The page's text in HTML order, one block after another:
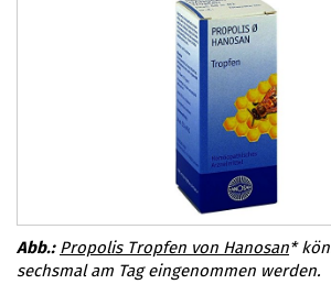
Propolis Tropfen von Hanosan*
sechsmal am Tag eingenommen werden.